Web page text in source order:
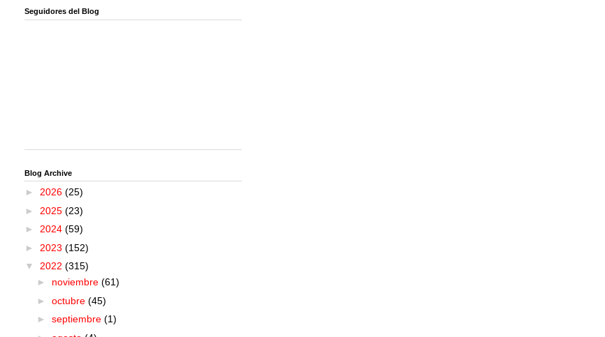
Seguidores del Blog
Blog Archive
► 2026 (25)
► 2025 (23)
► 2024 (59)
► 2023 (152)
▼ 2022 (315)
► noviembre (61)
► octubre (45)
► septiembre (1)